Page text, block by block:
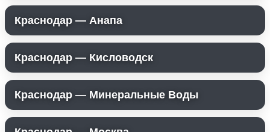
Краснодар — Анапа
Краснодар — Кисловодск
Краснодар — Минеральные Воды